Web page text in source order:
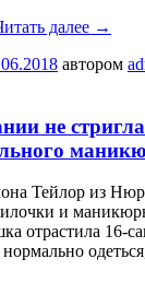
далее →
автором
не
Тейлор из
и
отрастила 16-